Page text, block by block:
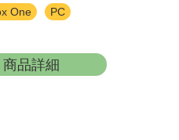
One PC
商品詳細